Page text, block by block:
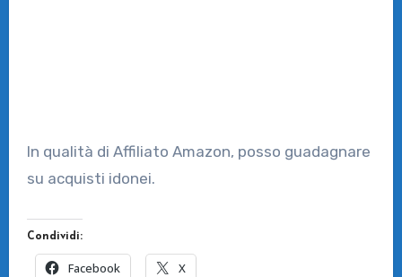
In qualità di Affiliato Amazon, posso guadagnare
su acquisti idonei.
Condividi:
Facebook X